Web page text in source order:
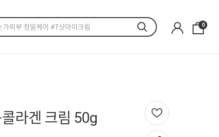
0
라겐 크림 50g